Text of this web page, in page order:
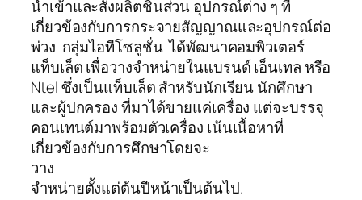
นำเข้าและสั่งผลิตชิ้นส่วน อุปกรณ์ต่าง ๆ ที่
เกี่ยวข้องกับการกระจายสัญญาณและอุปกรณ์ต่อ
พ่วง กลุ่มไอทีโซลูชั่น ได้พัฒนาคอมพิวเตอร์
แท็บเล็ต เพื่อวางจำหน่ายในแบรนด์ เอ็นเทล หรือ
Ntel ซึ่งเป็นแท็บเล็ต สำหรับนักเรียน นักศึกษา
และผู้ปกครอง ที่มาได้ขายแค่เครื่อง แต่จะบรรจุ
คอนเทนต์มาพร้อมตัวเครื่อง เน้นเนื้อหาที่
เกี่ยวข้องกับการศึกษาโดยจะ
วา
จำหน่ายตั้งแต่ต้นปีหน้าเป็นต้นไป.